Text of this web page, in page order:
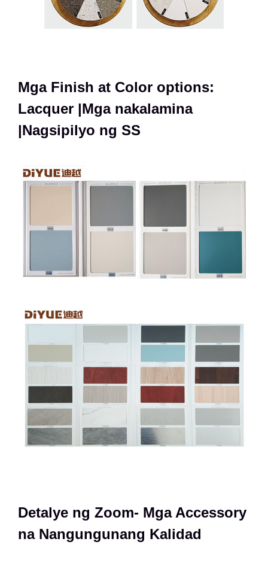
Mga Finish at Color options:
Lacquer |Mga nakalamina
|Nagsipilyo ng SS
Detalye ng Zoom- Mga Accessory
na Nangungunang Kalidad